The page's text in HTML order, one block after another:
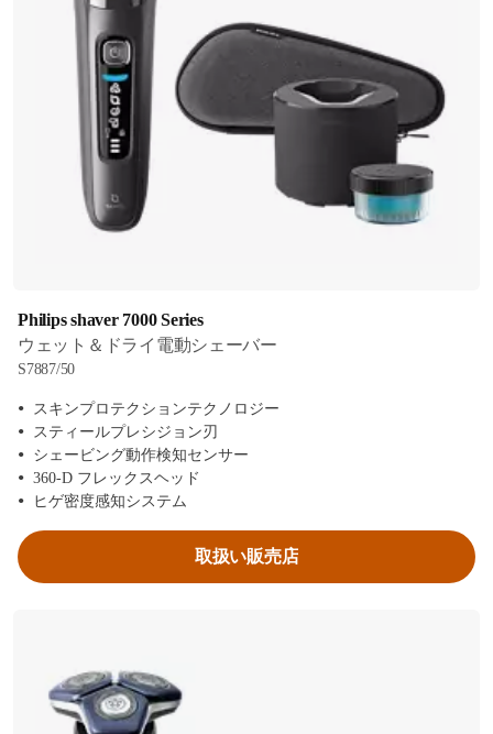
Philips shaver 7000 Series
ウェット＆ドライ電動シェーバー
S7887/50
スキンプロテクションテクノロジー
スティールプレシジョン刃
シェービング動作検知センサー
360-D フレックスヘッド
ヒゲ密度感知システム
取扱い販売店